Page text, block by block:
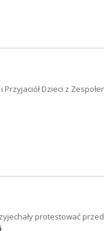
Dzieci z
protestować